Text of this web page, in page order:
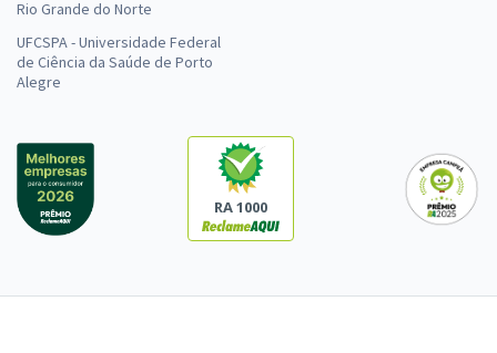
Rio Grande do Norte
UFCSPA - Universidade Federal
de Ciência da Saúde de Porto
Alegre
RA 1000